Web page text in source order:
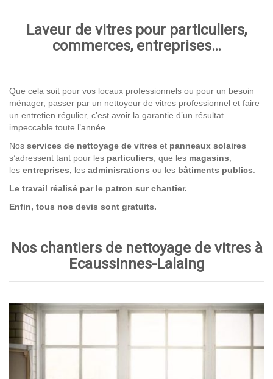
Laveur de vitres pour particuliers,
commerces, entreprises…
Que cela soit pour vos locaux professionnels ou pour un besoin
ménager, passer par un nettoyeur de vitres professionnel et faire
un entretien régulier, c’est avoir la garantie d’un résultat
impeccable toute l’année.
Nos services de nettoyage de vitres et panneaux solaires
s’adressent tant pour les particuliers , que les magasins
les entreprises, les adminisrations ou les bâtiments publics
Le travail réalisé par le patron sur chantier.
Enfin, tous nos devis sont gratuits.
Nos chantiers de nettoyage de vitres à
Ecaussinnes-Lalaing